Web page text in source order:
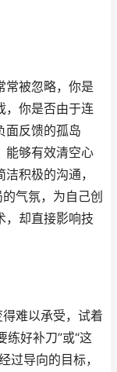
常被忽略，你是
，你是否由于连
面反馈的孤岛
能够有效清空心
积极的沟通，
气氛，为自己创
，却直接影响技
难以承受，试着
练好补刀”或“这
过导向的目标，